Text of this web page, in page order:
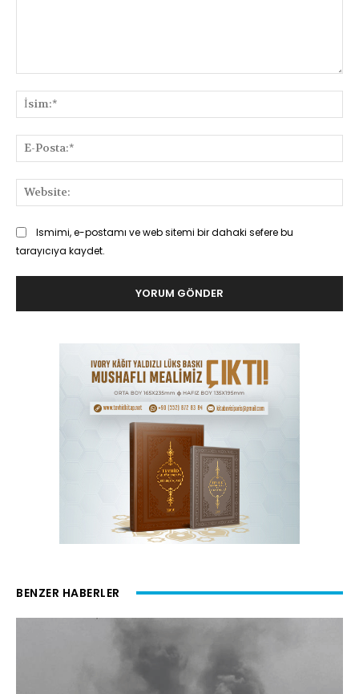
Ismimi, e-postamı ve web sitemi bir dahaki sefere bu
tarayıcıya kaydet.
BENZER HABERLER